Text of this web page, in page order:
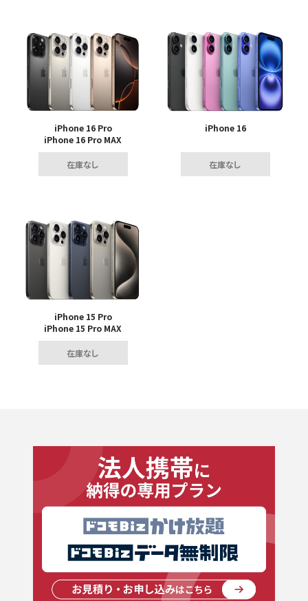
iPhone 16 Pro
iPhone 16 Pro MAX
在庫なし
iPhone 16
在庫なし
iPhone 15 Pro
iPhone 15 Pro MAX
在庫なし